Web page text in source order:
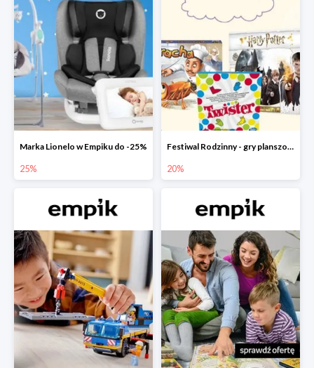
Marka Lionelo w Empiku do -25%
25%
Festiwal Rodzinny - gry planszowe w Empiku do -20%
20%